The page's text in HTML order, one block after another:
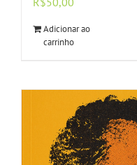
Adicionar ao
carrinho